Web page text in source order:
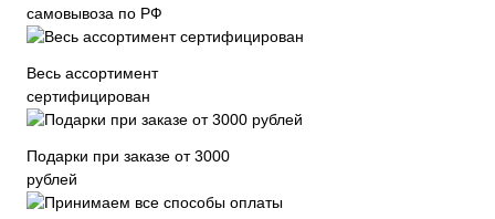
самовывоза по РФ
Весь ассортимент
сертифицирован
Подарки при заказе от 3000
рублей